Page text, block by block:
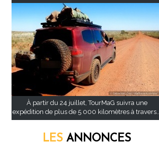
À partir du 24 juillet, TourMaG suivra une
expédition de plus de 5 000 kilomètres à travers...
LES ANNONCES